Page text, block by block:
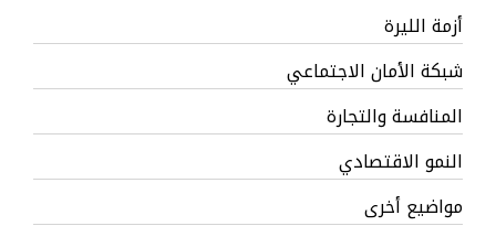
أزمة الليرة
شبكة الأمان الاجتماعي
المنافسة والتجارة
النمو الاقتصادي
مواضيع أخرى